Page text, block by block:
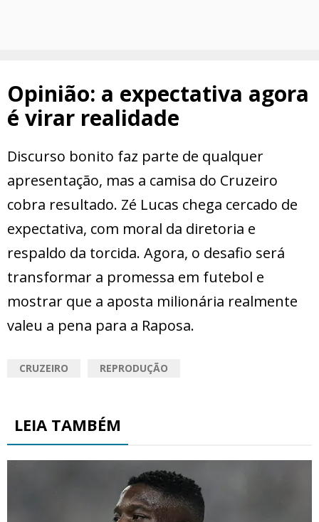
Opinião: a expectativa agora
é virar realidade
Discurso bonito faz parte de qualquer
apresentação, mas a camisa do Cruzeiro
cobra resultado. Zé Lucas chega cercado de
expectativa, com moral da diretoria e
respaldo da torcida. Agora, o desafio será
transformar a promessa em futebol e
mostrar que a aposta milionária realmente
valeu a pena para a Raposa.
CRUZEIRO REPRODUÇÃO
LEIA TAMBÉM